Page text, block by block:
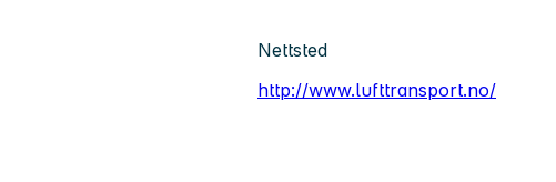
Nettsted
http://www.lufttransport.no/